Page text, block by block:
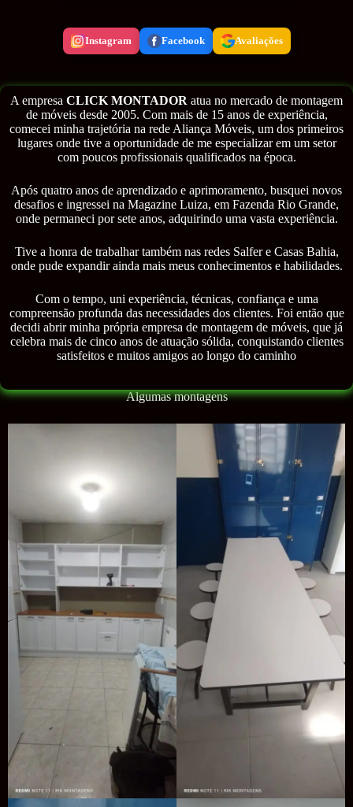
Instagram Facebook Avaliações
A empresa CLICK MONTADOR atua no mercado de montagem
de móveis desde 2005. Com mais de 15 anos de experiência,
comecei minha trajetória na rede Aliança Móveis, um dos primeiros
lugares onde tive a oportunidade de me especializar em um setor
com poucos profissionais qualificados na época.
Após quatro anos de aprendizado e aprimoramento, busquei novos
desafios e ingressei na Magazine Luiza, em Fazenda Rio Grande,
onde permaneci por sete anos, adquirindo uma vasta experiência.
Tive a honra de trabalhar também nas redes Salfer e Casas Bahia,
onde pude expandir ainda mais meus conhecimentos e habilidades.
Com o tempo, uni experiência, técnicas, confiança e uma
compreensão profunda das necessidades dos clientes. Foi então que
decidi abrir minha própria empresa de montagem de móveis, que já
celebra mais de cinco anos de atuação sólida, conquistando clientes
satisfeitos e muitos amigos ao longo do caminho
Algumas montagens